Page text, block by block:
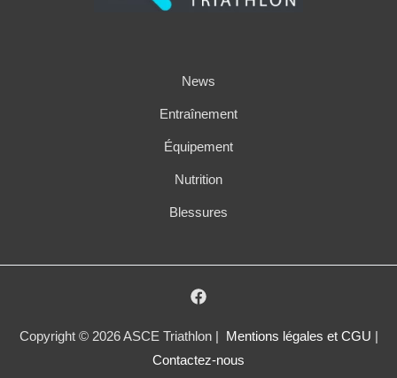
News
Entraînement
Équipement
Nutrition
Blessures
Copyright © 2026 ASCE Triathlon | Mentions légales et CGU
Contactez-nous